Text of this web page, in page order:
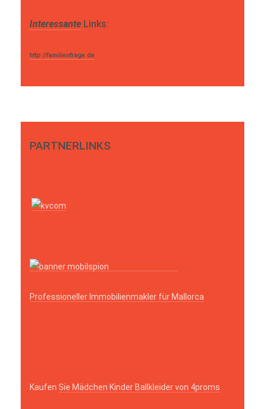
Interessante Links:
http://familienfrage.de
PARTNERLINKS
Professioneller Immobilienmakler für Mallorca
Kaufen Sie Mädchen Kinder Ballkleider von 4proms